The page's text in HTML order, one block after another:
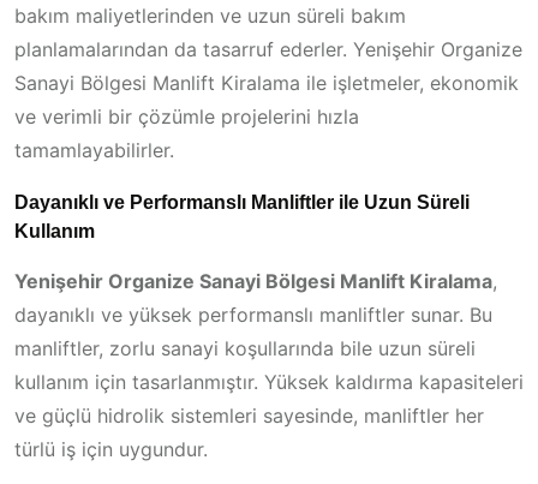
bakım maliyetlerinden ve uzun süreli bakım
planlamalarından da tasarruf ederler. Yenişehir Organize
Sanayi Bölgesi Manlift Kiralama ile işletmeler, ekonomik
ve verimli bir çözümle projelerini hızla
tamamlayabilirler.
Dayanıklı ve Performanslı Manliftler ile Uzun Süreli
Kullanım
Yenişehir Organize Sanayi Bölgesi Manlift Kiralama,
dayanıklı ve yüksek performanslı manliftler sunar. Bu
manliftler, zorlu sanayi koşullarında bile uzun süreli
kullanım için tasarlanmıştır. Yüksek kaldırma kapasiteleri
ve güçlü hidrolik sistemleri sayesinde, manliftler her
türlü iş için uygundur.